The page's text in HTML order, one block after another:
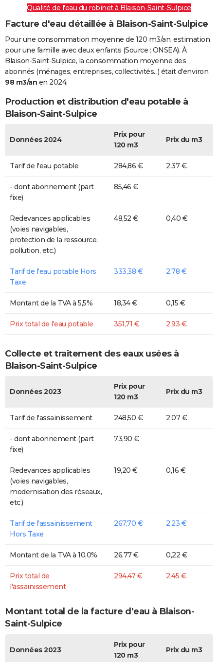
Qualité de l'eau du robinet à Blaison-Saint-Sulpice
Facture d'eau détaillée à Blaison-Saint-Sulpice
Pour une consommation moyenne de 120 m3/an, estimation
pour une famille avec deux enfants (Source : ONSEA). À
Blaison-Saint-Sulpice, la consommation moyenne des
abonnés (ménages, entreprises, collectivités...) était d'environ
98 m3/an en 2024.
Production et distribution d'eau potable à
Blaison-Saint-Sulpice
Données 2024
Prix pour
120 m3
Prix du m3
Tarif de l'eau potable 284,86 € 2,37 €
- dont abonnement (part
fixe)
85,46 €
Redevances applicables
(voies navigables,
protection de la ressource,
pollution, etc.)
48,52 € 0,40 €
Tarif de l'eau potable Hors
Taxe
333,38 € 2,78 €
Montant de la TVA à 5,5% 18,34 € 0,15 €
Prix total de l'eau potable 351,71 € 2,93 €
Collecte et traitement des eaux usées à
Blaison-Saint-Sulpice
Données 2023
Prix pour
120 m3
Prix du m3
Tarif de l'assainissement 248,50 € 2,07 €
- dont abonnement (part
fixe)
73,90 €
Redevances applicables
(voies navigables,
modernisation des réseaux,
etc.)
19,20 € 0,16 €
Tarif de l'assainissement
Hors Taxe
267,70 € 2,23 €
Montant de la TVA à 10,0% 26,77 € 0,22 €
Prix total de
l'assainissement
294,47 € 2,45 €
Montant total de la facture d'eau à Blaison-
Saint-Sulpice
Données 2023
Prix pour
120 m3
Prix du m3